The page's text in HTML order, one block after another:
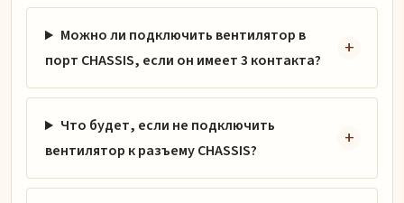
Можно ли подключить вентилятор в
порт CHASSIS, если он имеет 3 контакта?
Что будет, если не подключить
вентилятор к разъему CHASSIS?